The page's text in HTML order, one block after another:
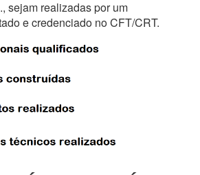
sejam realizadas por um
e credenciado no CFT/CRT.